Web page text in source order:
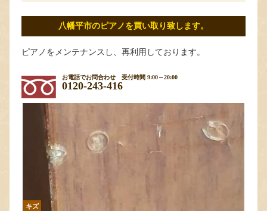
八幡平市のピアノを買い取り致します。
ピアノをメンテナンスし、再利用しております。
お電話でお問合わせ 受付時間 9:00～20:00
0120-243-416
キズ